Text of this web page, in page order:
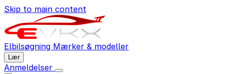
Skip to main content
Elbilsøgning Mærker & modeller
Lær
Anmeldelser